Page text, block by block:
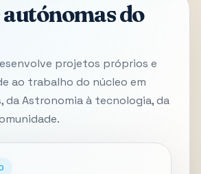
autónomas do
projetos próprios e
ao trabalho do núcleo em
da Astronomia à tecnologia, da